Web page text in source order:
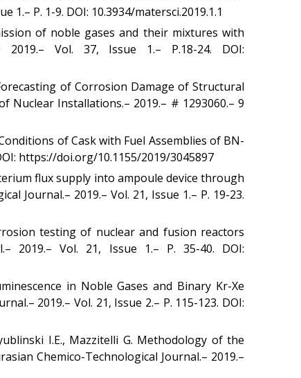
Токамак КТМ
ЛИАНА стенді
ВИКА қондырғысы
EAGLE қондырғысы
Плазмалық-шоқты
қондырғысы бар стенд
Кешендер
Жұмыстардың бағыты
дамыту
Термоядролық
Ядролық нысанның
мониторингі
Сутекті энергетика
P. 1-9. DOI: 10.3934/matersci.2019.1.1
of noble gases and their mixtures with
Vol. 37, Issue 1.– P.18-24. DOI:
of Corrosion Damage of Structural
Nuclear Installations.– 2019.– # 1293060.– 9
of Cask with Fuel Assemblies of BN-
https://doi.org/10.1155/2019/3045897
flux supply into ampoule device through
Journal.– 2019.– Vol. 21, Issue 1.– P. 19-23.
testing of nuclear and fusion reactors
2019.– Vol. 21, Issue 1.– P. 35-40. DOI:
in Noble Gases and Binary Kr-Xe
2019.– Vol. 21, Issue 2.– P. 115-123. DOI:
I.E., Mazzitelli G. Methodology of the
Chemico-Technological Journal.– 2019.–